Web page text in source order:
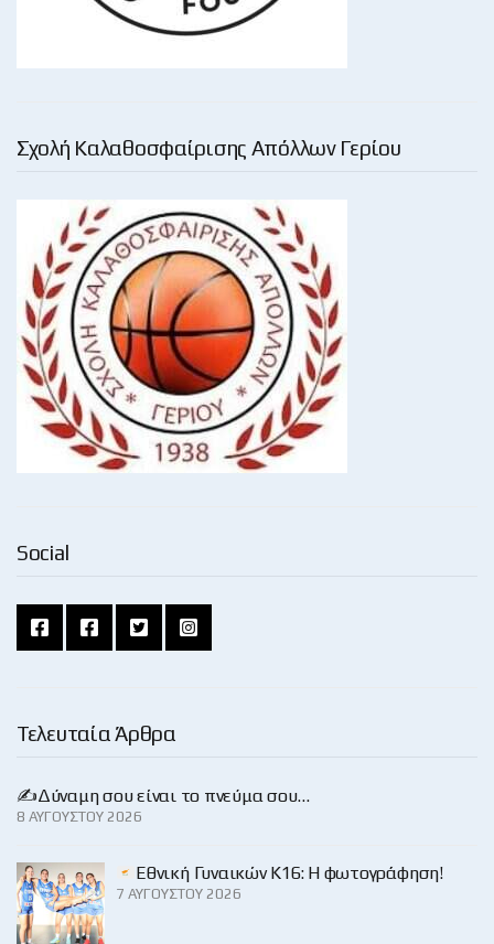
Σχολή Καλαθοσφαίρισης Απόλλων Γερίου
Social
Τελευταία Άρθρα
✍️Δύναμη σου είναι το πνεύμα σου…
8 ΑΥΓΟΎΣΤΟΥ 2026
Εθνική Γυναικών Κ16: Η φωτογράφηση!
7 ΑΥΓΟΎΣΤΟΥ 2026